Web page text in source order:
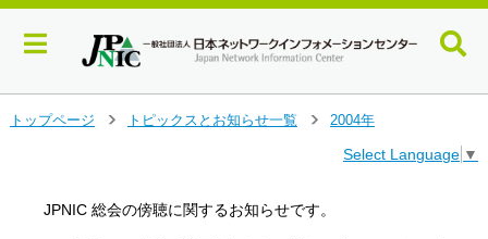
トップページ
トピックスとお知らせ一覧
2004年
Select Language ▼
JPNIC 総会の傍聴に関するお知らせです。